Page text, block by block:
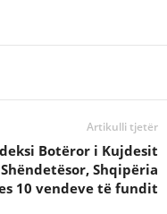
Artikulli tjetër
Botëror i Kujdesit
Shëndetësor, Shqipëria
10 vendeve të fundit